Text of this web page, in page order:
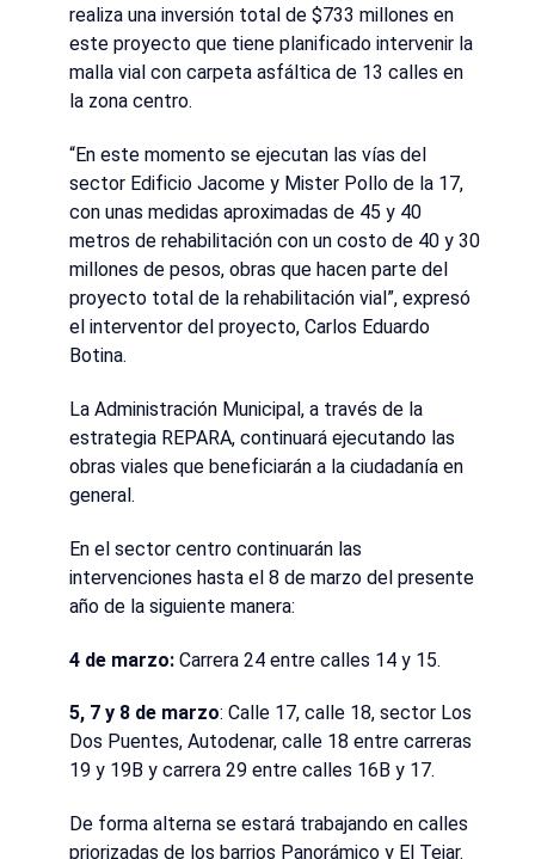
realiza una inversión total de $733 millones en
este proyecto que tiene planificado intervenir la
malla vial con carpeta asfáltica de 13 calles en
la zona centro.
“En este momento se ejecutan las vías del
sector Edificio Jacome y Mister Pollo de la 17,
con unas medidas aproximadas de 45 y 40
metros de rehabilitación con un costo de 40 y 30
millones de pesos, obras que hacen parte del
proyecto total de la rehabilitación vial”, expresó
el interventor del proyecto, Carlos Eduardo
Botina.
La Administración Municipal, a través de la
estrategia REPARA, continuará ejecutando las
obras viales que beneficiarán a la ciudadanía en
general.
En el sector centro continuarán las
intervenciones hasta el 8 de marzo del presente
año de la siguiente manera:
4 de marzo: Carrera 24 entre calles 14 y 15.
5, 7 y 8 de marzo: Calle 17, calle 18, sector Los
Dos Puentes, Autodenar, calle 18 entre carreras
19 y 19B y carrera 29 entre calles 16B y 17.
De forma alterna se estará trabajando en calles
priorizadas de los barrios Panorámico y El Tejar.